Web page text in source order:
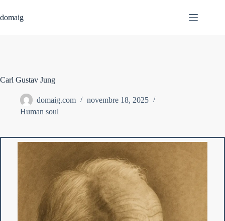
au
contenu
domaig
Carl Gustav Jung
domaig.com
novembre 18, 2025
Human soul